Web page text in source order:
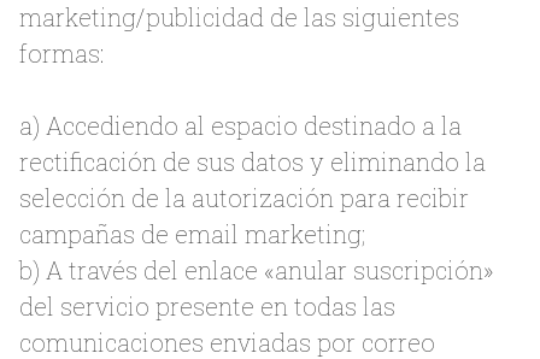
marketing/publicidad de las siguientes
formas:
a) Accediendo al espacio destinado a la
rectificación de sus datos y eliminando la
selección de la autorización para recibir
campañas de email marketing;
b) A través del enlace «anular suscripción»
del servicio presente en todas las
comunicaciones enviadas por correo